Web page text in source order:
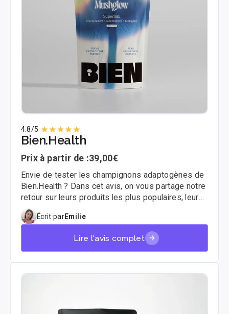
4.8/5
Bien.Health
Prix à partir de :39,00€
Envie de tester les champignons adaptogènes de
Bien.Health ? Dans cet avis, on vous partage notre
retour sur leurs produits les plus populaires, leurs
promesses, et à qui cette marque peut vraiment
convenir. Spoiler : design français, formules bien
pensées, mais pas pour tout le monde… 😉
Écrit parEmilie
Lire l'avis complet